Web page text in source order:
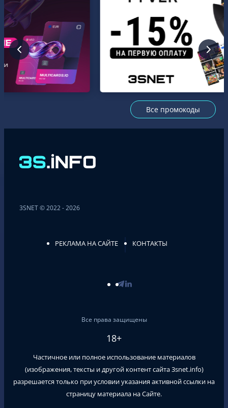
Все промокоды
3SNET © 2022 - 2026
РЕКЛАМА НА САЙТЕ КОНТАКТЫ
Все права защищены
18+
Частичное или полное использование материалов
(изображения, тексты и другой контент сайта3snet.info)
разрешается только при условии указания активной ссылки на
страницу материала на Сайте.